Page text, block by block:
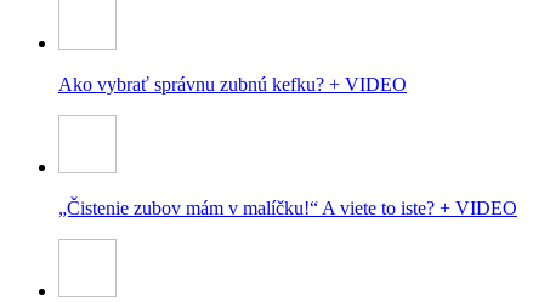
Ako vybrať správnu zubnú kefku? + VIDEO
„Čistenie zubov mám v malíčku!“ A viete to iste? + VIDEO